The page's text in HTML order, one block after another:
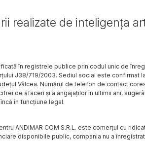
realizate de inteligența
în registrele publice prin codul unic de
J38/719/2003. Sediul social este confirmat
Vâlcea. Numărul de telefon de contact
de afaceri și a angajaților în ultimii ani,
în funcțiune legal.
ANDIMAR COM S.R.L. este comerțul cu
disponibile public, compania nu a